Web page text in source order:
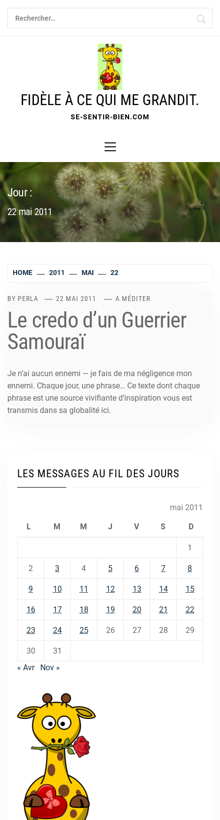
Skip
content
Rechercher :
FIDÈLE À CE QUI ME GRANDIT.
SE-SENTIR-BIEN.COM
Menu
Jour :
22 mai 2011
HOME 2011 MAI 22
BY PERLA 22 MAI 2011 A MÉDITER
Le credo d’un Guerrier
Samouraï
Je n’ai aucun ennemi — je fais de ma négligence mon
ennemi. Chaque jour, une phrase… Ce texte dont chaque
phrase est une source vivifiante d’inspiration vous est
transmis dans sa globalité ici.
LES MESSAGES AU FIL DES JOURS
mai 2011
L M M J V S D
1
2 3 4 5 6 7 8
9 10 11 12 13 14 15
16 17 18 19 20 21 22
23 24 25 26 27 28 29
30
31
« Avr
Nov »